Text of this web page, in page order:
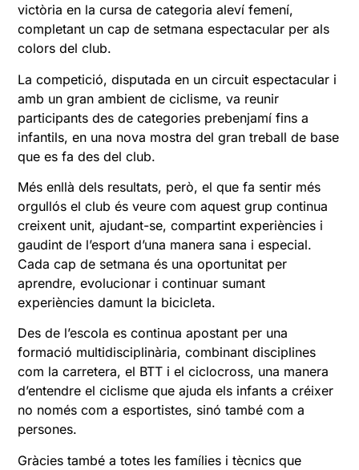
victòria en la cursa de categoria aleví femení,
completant un cap de setmana espectacular per als
colors del club.
La competició, disputada en un circuit espectacular i
amb un gran ambient de ciclisme, va reunir
participants des de categories prebenjamí fins a
infantils, en una nova mostra del gran treball de base
que es fa des del club.
Més enllà dels resultats, però, el que fa sentir més
orgullós el club és veure com aquest grup continua
creixent unit, ajudant-se, compartint experiències i
gaudint de l’esport d’una manera sana i especial.
Cada cap de setmana és una oportunitat per
aprendre, evolucionar i continuar sumant
experiències damunt la bicicleta.
Des de l’escola es continua apostant per una
formació multidisciplinària, combinant disciplines
com la carretera, el BTT i el ciclocross, una manera
d’entendre el ciclisme que ajuda els infants a créixer
no només com a esportistes, sinó també com a
persones.
Gràcies també a totes les famílies i tècnics que